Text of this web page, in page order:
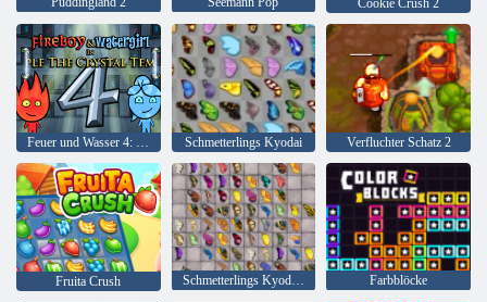
Cookie Crush 2
Schmetterlings Kyodai Verfluchter Schatz 2
Fruita Crush Schmetterlings Kyodai HD Farbblöcke